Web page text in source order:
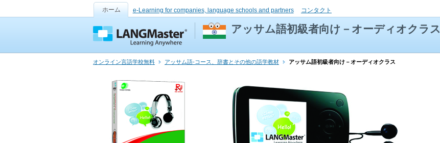
ホーム e-Learning for companies, language schools and partners コンタクト
アッサム語初級者向け－オーディオクラス
オンライン言語学校無料 アッサム語-コース、辞書とその他の語学教材 アッサム語初級者向け－オーディオクラス